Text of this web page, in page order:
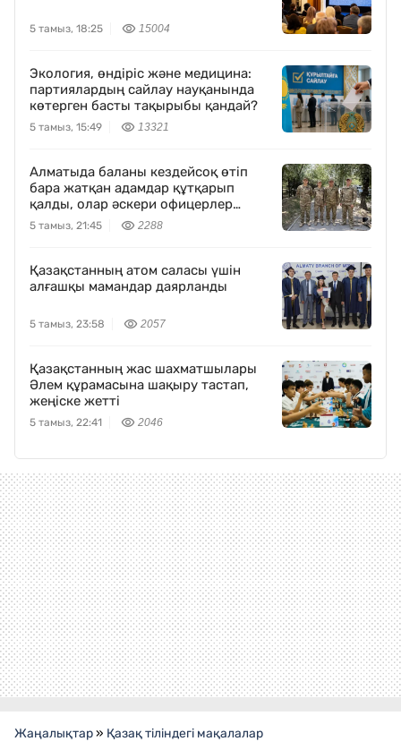
5 тамыз, 18:25 15004
Экология, өндіріс және медицина:
партиялардың сайлау науқанында
көтерген басты тақырыбы қандай?
5 тамыз, 15:49 13321
Алматыда баланы кездейсоқ өтіп
бара жатқан адамдар құтқарып
қалды, олар әскери офицерлер
болып шықты
5 тамыз, 21:45 2288
Қазақстанның атом саласы үшін
алғашқы мамандар даярланды
5 тамыз, 23:58 2057
Қазақстанның жас шахматшылары
Әлем құрамасына шақыру тастап,
жеңіске жетті
5 тамыз, 22:41 2046
Жаңалықтар» Қазақ тіліндегі мақалалар